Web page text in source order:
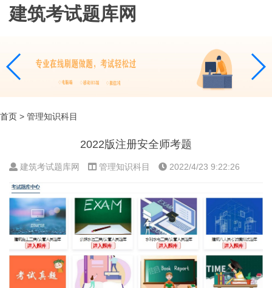
建筑考试题库网
首页 > 管理知识科目
2022版注册安全师考题
建筑考试题库网 管理知识科目 2022/4/23 9:22:26